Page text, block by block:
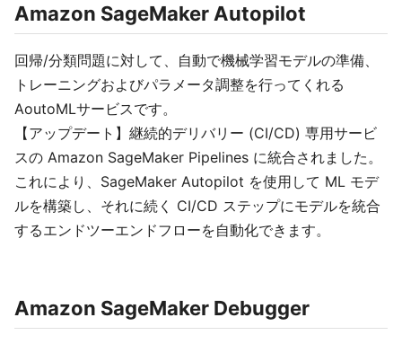
Amazon SageMaker Autopilot
回帰/分類問題に対して、自動で機械学習モデルの準備、
トレーニングおよびパラメータ調整を行ってくれる
AoutoMLサービスです。
【アップデート】継続的デリバリー (CI/CD) 専用サービ
スの Amazon SageMaker Pipelines に統合されました。
これにより、SageMaker Autopilot を使用して ML モデ
ルを構築し、それに続く CI/CD ステップにモデルを統合
するエンドツーエンドフローを自動化できます。
Amazon SageMaker Debugger